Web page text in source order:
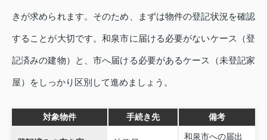
きが求められます。そのため、まずは物件の登記状況を確認
することが大切です。和泉市に届ける必要がないケース（登
記済みの建物）と、市へ届ける必要があるケース（未登記家
屋）をしっかり区別して進めましょう。
対象物件 手続き先 備考
和泉市への届出